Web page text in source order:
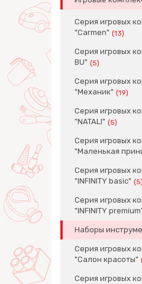
Серия игровых
"Carmen" (13)
Серия игровых
BU" (5)
Серия игровых
"Механик" (19)
Серия игровых
"NATALI" (5)
Серия игровых
"Маленькая
Серия игровых
"INFINITY basic" (5)
Серия игровых
"INFINITY
Наборы
Серия игровых
"Салон красоты"
Серия игровых